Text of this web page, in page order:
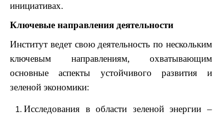
инициативах.
Ключевые направления деятельности
Институт ведет свою деятельность по нескольким
ключевым направлениям, охватывающим
основные аспекты устойчивого развития и
зеленой экономики:
Исследования в области зеленой энергии –